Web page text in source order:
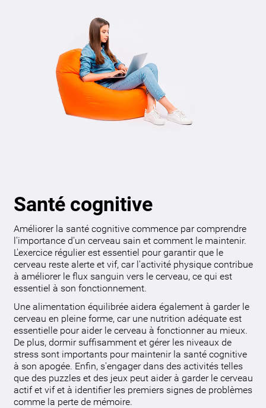
Santé cognitive
Améliorer la santé cognitive commence par comprendre
l'importance d'un cerveau sain et comment le maintenir.
L'exercice régulier est essentiel pour garantir que le
cerveau reste alerte et vif, car l'activité physique contribue
à améliorer le flux sanguin vers le cerveau, ce qui est
essentiel à son fonctionnement.
Une alimentation équilibrée aidera également à garder le
cerveau en pleine forme, car une nutrition adéquate est
essentielle pour aider le cerveau à fonctionner au mieux.
De plus, dormir suffisamment et gérer les niveaux de
stress sont importants pour maintenir la santé cognitive
à son apogée. Enfin, s'engager dans des activités telles
que des puzzles et des jeux peut aider à garder le cerveau
actif et vif et à identifier les premiers signes de problèmes
comme la perte de mémoire.